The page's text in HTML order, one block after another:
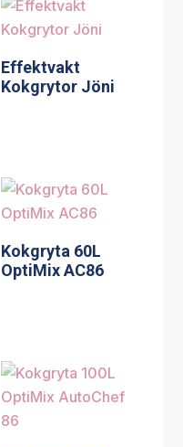
Effektvakt
Kokgrytor Jöni
Kokgryta 60L
OptiMix AC86